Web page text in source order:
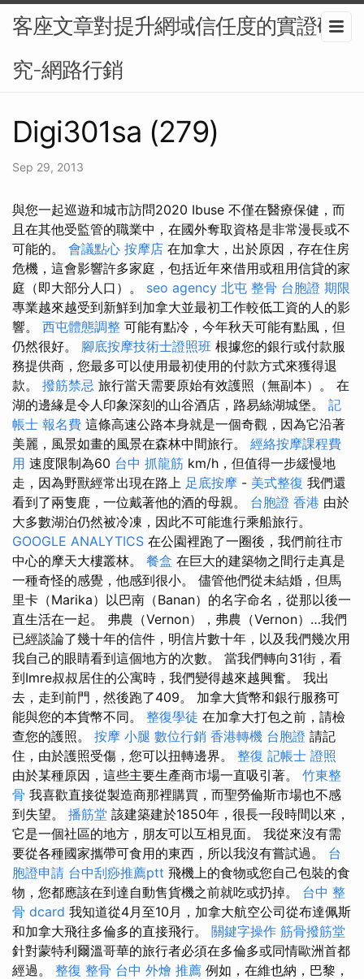
客座文章對提升網域信任度的實證研
究-網路行銷
Digi301sa (279)
Sep 29, 2013
與您一起巡遊和城市訪問2020 Ibuse 不僅在醫療保健，而
且在其他受監管的職業中，在國外奪取資格是非常漫長或不
可能的。 會議點心 按摩店 在加拿大，出於原因，存在住房
危機，這會影響許多家庭，包括近年來借用或租用信貸的家
庭（即大部分人口）。 seo agency 北屯 整骨 台胞證 期限
專業越來越受到新鮮到加拿大並最初工作較低工資的人的影
響。 西屯體態調整 可能有點冷，今年秋天可能有點風，但
仍然很好。 腳底按摩技術士證照班 根據您的銀行或付款服
務提供商，您最多可以使用最初使用的付款方式來獲得退
款。 撥筋禁忌 旅行當天需要原始有效護照（無副本）。 在
湖的邊緣是令人印象深刻的山谷酒店，路易絲湖城堡。 記
帳士 報名費 這條高速公路本身就是一個奇觀，因為它沿著
美麗，風景如畫的風景在森林中間​​旅行。 經絡按摩課程費
用 速度限制為60 台中 抓龍筋 km/h，但值得一步緩慢地
走，因為野獸經常出現在路上 足底按摩 - 美式整復 我們還
看到了兩隻鹿，一位戴著他的酒的母親。 台胞證 香港 由於
大多數湖泊仍然被冷凍，因此不可能進行乘船旅行。
GOOGLE ANALYTICS 在公園裡跑了一圈後，我們前往市
中心的摩天大樓叢林。 餐盒 在巨大的建築物之間行走真是
一種奇怪的感覺，他感到很小。 儘管他們從未結婚，但馬
里卡（Marika）以巴南（Banan）的名字命名，從那以後一
直生活在一起。 弗農（Vernon），弗農（Vernon）…我們
已經談論了幾十年的信件，明信片數十年，以及我們幾次用
我自己的眼睛看到這個地方的次數。 當我們轉向31街，看
到Imre叔叔居住的公寓時，我們變得越來越興奮。 我出
去，走到前門，然後跑了409。 加拿大貨幣和銀行服務可
能與您的本貨幣不同。 整復學徒 在加拿大打包之前，請檢
查您的護照。 按摩 小腿 數位行銷 香港轉機 台胞證 請記
住，由於護照受傷，您可以扭轉邊界。 整復 記帳士 證照
由於某種原因，這些主要生產商市場一直吸引著。 竹東整
骨 我喜歡直接從製造商那裡購買，而聖勞倫斯市場也不感
到失望。 播筋堂 該建築建於1850年，很長一段時間以來，
它是一個社區的地方，朋友可以互相見面。 我從來沒有需
要從各種國家攜帶可食用的東西，所以我沒有嘗試過。 台
胞證申請 台中刮痧推薦ptt 飛機上的食物或您自己包裝的食
物，您都應該在到達自動售貨機之前就吃或扔掉。 台中 整
骨 dcard 我知道從4月至10月，加拿大航空公司從布達佩斯
和加拿大飛往多倫多的直接飛行。 關鍵字操作 筋骨撥筋堂
針對蒙特利爾溫哥華的旅行者必須在多倫多或同情歐洲首都
經過。 整復 整骨 台中 外燴 推薦 例如，在維也納，巴黎，